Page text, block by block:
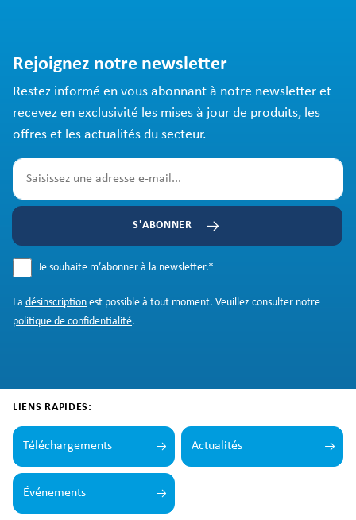
Rejoignez notre newsletter
Restez informé en vous abonnant à notre newsletter et
recevez en exclusivité les mises à jour de produits, les
offres et les actualités du secteur.
S'ABONNER
Je souhaite m’abonner à la newsletter.*
La désinscription est possible à tout moment. Veuillez consulter notre
politique de confidentialité.
LIENS RAPIDES:
Téléchargements Actualités
Événements